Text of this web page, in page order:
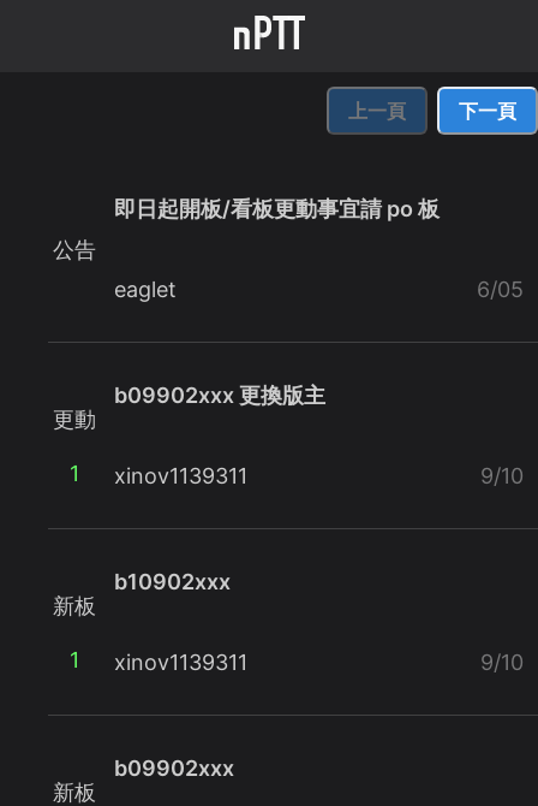
上一頁 下一頁
公告
即日起開板/看板更動事宜請 po 板
eaglet 6/05
更動
1
b09902xxx 更換版主
xinov1139311 9/10
新板
1
b10902xxx
xinov1139311 9/10
新板
b09902xxx